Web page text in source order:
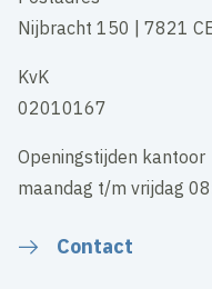
Nijbracht 150 | 7821
KvK
02010167
Openingstijden kantoor
maandag t/m vrijdag
Contact